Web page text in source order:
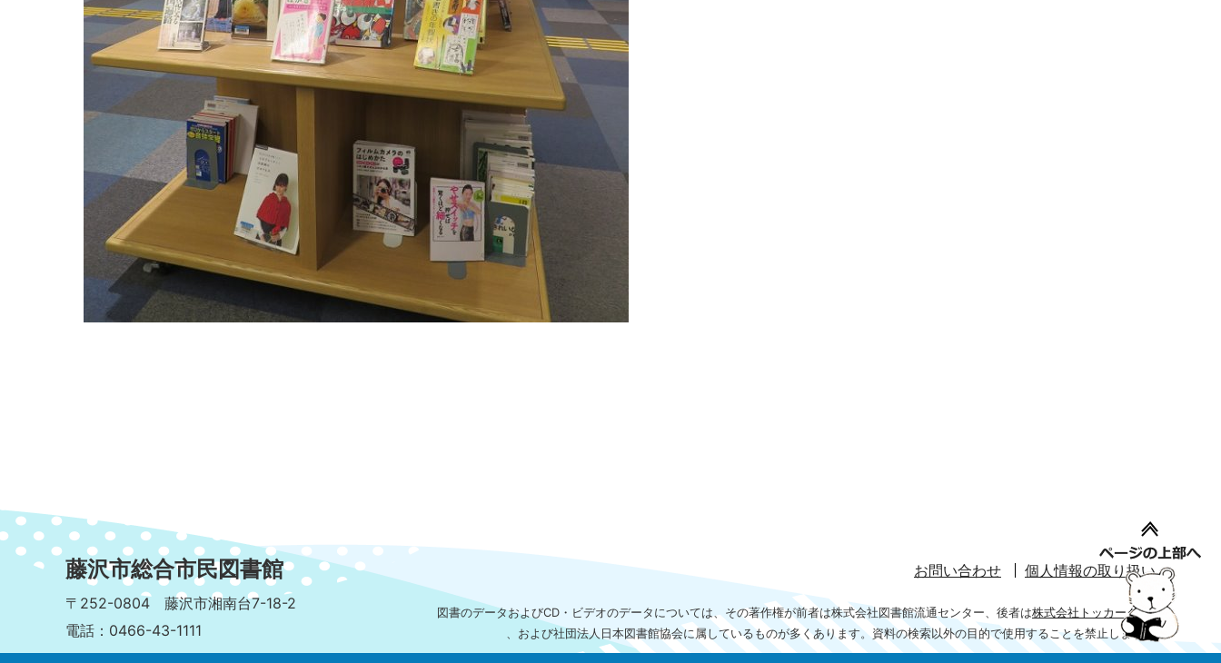
藤沢市総合市民図書館
〒252-0804 藤沢市湘南台7-18-2
電話：0466-43-1111
お問い合わせ 個人情報の取り扱い
図書のデータおよびCD・ビデオのデータについては、その著作権が前者は株式会社図書館流通センター、後者は株式会社トッカータ
、および社団法人日本図書館協会に属しているものが多くあります。資料の検索以外の目的で使用することを禁止します。